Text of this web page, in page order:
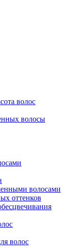
волос
волосы
волосами
оттенков
волос